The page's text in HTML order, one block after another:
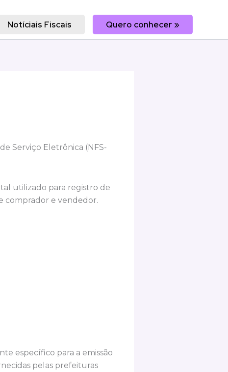
Notíciais Fiscais Quero conhecer »
Serviço Eletrônica (NFS-
utilizado para registro de
comprador e vendedor.
específico para a emissão
pelas prefeituras